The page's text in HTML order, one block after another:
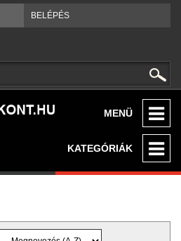
BELÉPÉS
MENÜ
KATEGÓRIÁK